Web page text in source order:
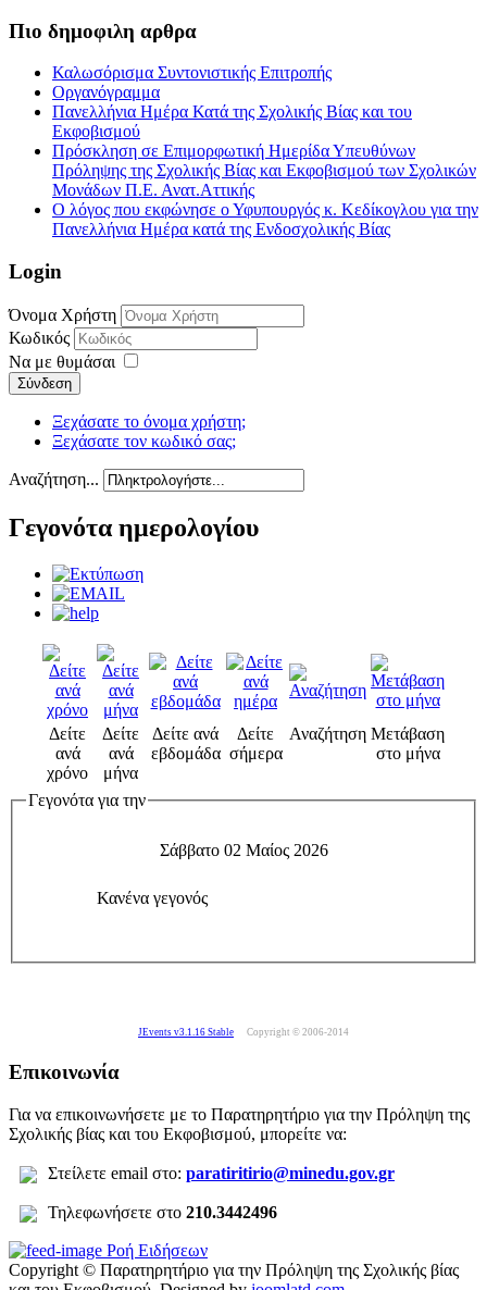
Πιο δημοφιλη αρθρα
Καλωσόρισμα Συντονιστικής Επιτροπής
Οργανόγραμμα
Πανελλήνια Ημέρα Κατά της Σχολικής Βίας και του
Εκφοβισμού
Πρόσκληση σε Επιμορφωτική Ημερίδα Υπευθύνων
Πρόληψης της Σχολικής Βίας και Εκφοβισμού των Σχολικών
Μονάδων Π.Ε. Ανατ.Αττικής
Ο λόγος που εκφώνησε ο Υφυπουργός κ. Κεδίκογλου για την
Πανελλήνια Ημέρα κατά της Ενδοσχολικής Βίας
Login
Όνομα Χρήστη
Κωδικός
Να με θυμάσαι
Σύνδεση
Ξεχάσατε το όνομα χρήστη;
Ξεχάσατε τον κωδικό σας;
Αναζήτηση...
Γεγονότα ημερολογίου
Δείτε
ανά
χρόνο
Δείτε
ανά
μήνα
Δείτε ανά
εβδομάδα
Δείτε
σήμερα
Αναζήτηση Μετάβαση
στο μήνα
Γεγονότα για την
Σάββατο 02 Μαίος 2026
Κανένα γεγονός
JEvents v3.1.16 Stable Copyright © 2006-2014
Επικοινωνία
Για να επικοινωνήσετε με το Παρατηρητήριο για την Πρόληψη της
Σχολικής βίας και του Εκφοβισμού, μπορείτε να:
Στείλετε email στο: paratiritirio@minedu.gov.gr
Τηλεφωνήσετε στο 210.3442496
Ροή Ειδήσεων
Copyright © Παρατηρητήριο για την Πρόληψη της Σχολικής βίας